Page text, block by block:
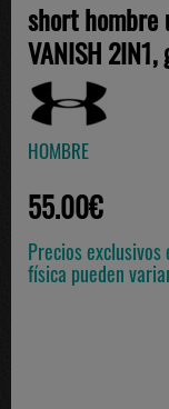
short
VANISH 2IN1,
HOMBRE
55.00€
Precios
física pueden